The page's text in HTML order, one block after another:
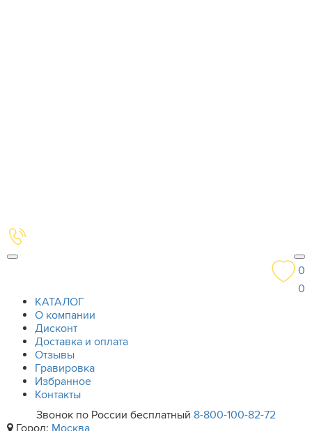
0
0
КАТАЛОГ
О компании
Дисконт
Доставка и оплата
Отзывы
Гравировка
Избранное
Контакты
Звонок по России бесплатный 8-800-100-82-72
Город: Москва